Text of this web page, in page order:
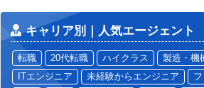
キャリア別｜人気エージェント
転職 20代転職 ハイクラス
製造・機
ITエンジニア
未経験からエンジニア